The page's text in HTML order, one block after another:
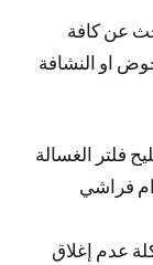
عن كافة
او النشافة
فلتر الغسالة
فراشي
عدم إغلاق